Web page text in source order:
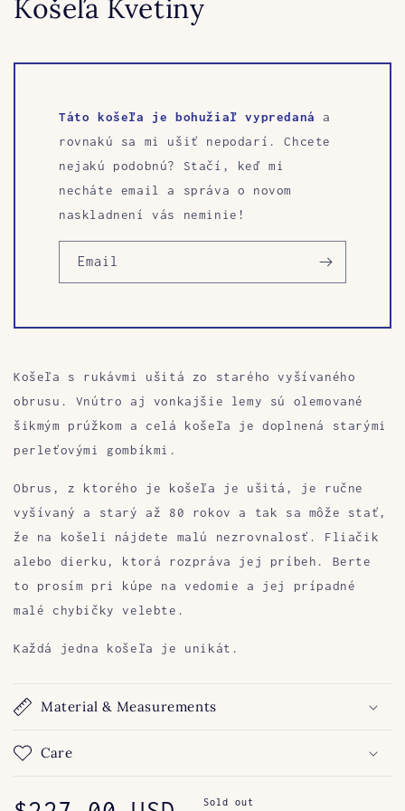
Košeľa Kvetiny
Táto košeľa je bohužiaľ vypredaná
a
rovnakú sa mi ušiť nepodarí. Chcete
nejakú podobnú? Stačí, keď mi
necháte email a správa o novom
naskladnení vás neminie!
Email
Košeľa s rukávmi ušitá zo starého vyšívaného
obrusu. Vnútro aj vonkajšie lemy sú olemované
šikmým prúžkom a celá košeľa je doplnená starými
perleťovými gombíkmi.
Obrus, z ktorého je košeľa je ušitá, je ručne
vyšívaný a starý až 80 rokov a tak sa môže stať,
že na košeli nájdete malú nezrovnalosť. Fliačik
alebo dierku, ktorá rozpráva jej príbeh. Berte
to prosím pri kúpe na vedomie a jej prípadné
malé chybičky velebte.
Každá jedna košeľa je unikát.
Material & Measurements
Care
Sold out